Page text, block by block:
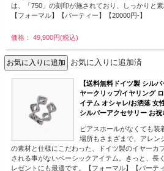
は、「750」の刻印が施されており、しっかりと
【フォーマル】【パーティー】【20000円-】
価格： 49,900円(税込)
お気に入りに追加済
【送料無料ドイツ製 シル
ヤークリップ/イヤリング
イテム オシャレ/お洒落 女
シルバーアクセサリー お
ピアスホールがなくても装
場所もさまざまで、アレン
の素材と仕様にこだわった、ドイツ製のイヤーカ
される事がないベーシックアイテム。きっと、長
レゼントにも最適です。【フォーマル】【パーテ